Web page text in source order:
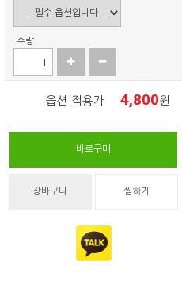
수량
옵션 적용가 4,800원
바로구매
장바구니 찜하기